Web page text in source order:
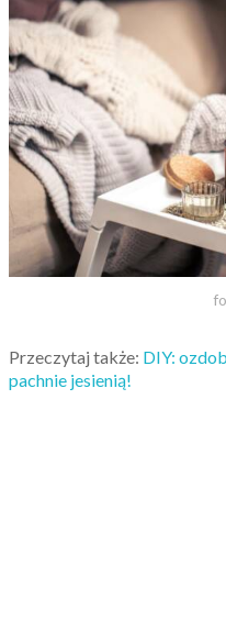
Przeczytaj także: DIY:
pachnie jesienią!